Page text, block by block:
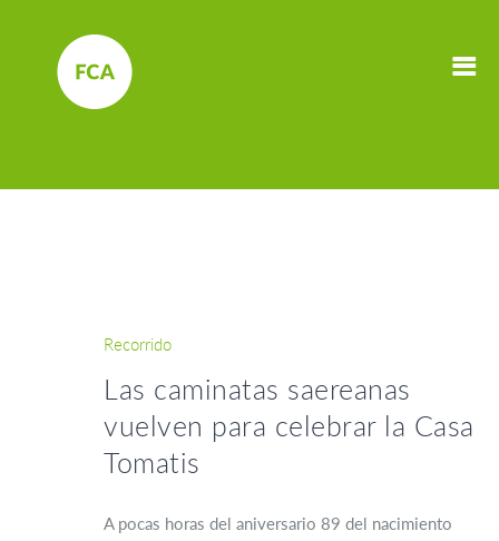
Recorrido
Las caminatas saereanas
vuelven para celebrar la Casa
Tomatis
A pocas horas del aniversario 89 del nacimiento